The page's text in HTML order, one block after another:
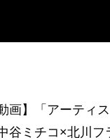
画】「アーティ
谷ミチコ×北川フ